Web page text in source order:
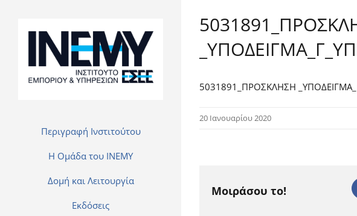
Περιγραφή Ινστιτούτου
H Ομάδα του INEMY
Δομή και Λειτουργία
Εκδόσεις
5031891_ΠΡΟΣΚΛΗΣΗ
20 Ιανουαρίου 2020
Μοιράσου το!